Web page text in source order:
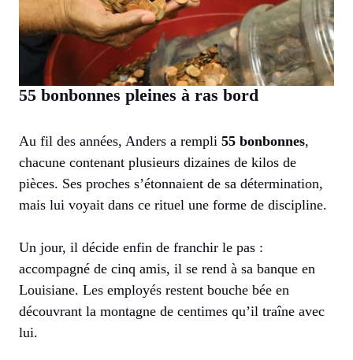
55 bonbonnes pleines à ras bord
Au fil des années, Anders a rempli 55 bonbonnes,
chacune contenant plusieurs dizaines de kilos de
pièces. Ses proches s’étonnaient de sa détermination,
mais lui voyait dans ce rituel une forme de discipline.
Un jour, il décide enfin de franchir le pas :
accompagné de cinq amis, il se rend à sa banque en
Louisiane. Les employés restent bouche bée en
découvrant la montagne de centimes qu’il traîne avec
lui.